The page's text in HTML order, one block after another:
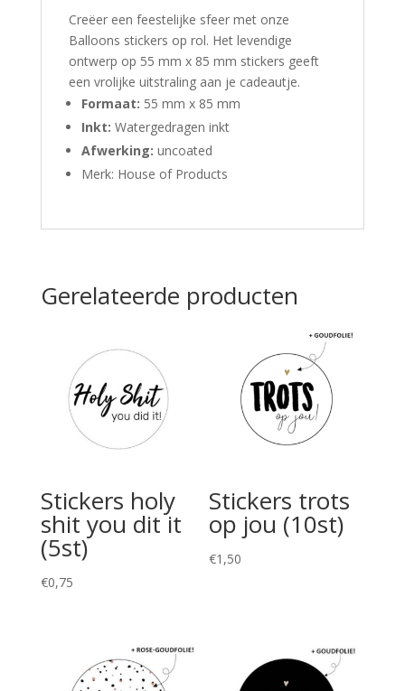
Creëer een feestelijke sfeer met onze
Balloons stickers op rol. Het levendige
ontwerp op 55 mm x 85 mm stickers geeft
een vrolijke uitstraling aan je cadeautje.
Formaat: 55 mm x 85 mm
Inkt: Watergedragen inkt
Afwerking: uncoated
Merk: House of Products
Gerelateerde producten
Stickers holy
shit you dit it
(5st)
€0,75
Stickers trots
op jou (10st)
€1,50